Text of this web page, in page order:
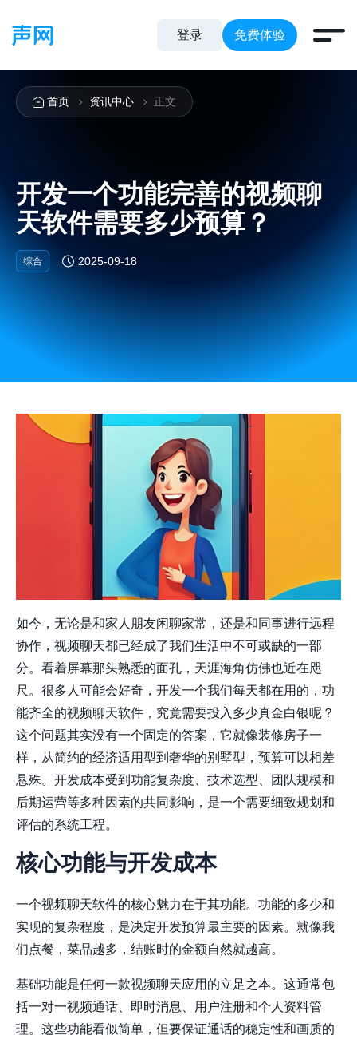
登录 免费体验
首页 资讯中心 正文
开发一个功能完善的视频聊
天软件需要多少预算？
综合 2025-09-18
如今，无论是和家人朋友闲聊家常，还是和同事进行远程
协作，视频聊天都已经成了我们生活中不可或缺的一部
分。看着屏幕那头熟悉的面孔，天涯海角仿佛也近在咫
尺。很多人可能会好奇，开发一个我们每天都在用的，功
能齐全的视频聊天软件，究竟需要投入多少真金白银呢？
这个问题其实没有一个固定的答案，它就像装修房子一
样，从简约的经济适用型到奢华的别墅型，预算可以相差
悬殊。开发成本受到功能复杂度、技术选型、团队规模和
后期运营等多种因素的共同影响，是一个需要细致规划和
评估的系统工程。
核心功能与开发成本
一个视频聊天软件的核心魅力在于其功能。功能的多少和
实现的复杂程度，是决定开发预算最主要的因素。就像我
们点餐，菜品越多，结账时的金额自然就越高。
基础功能是任何一款视频聊天应用的立足之本。这通常包
括一对一视频通话、即时消息、用户注册和个人资料管
理。这些功能看似简单，但要保证通话的稳定性和画质的